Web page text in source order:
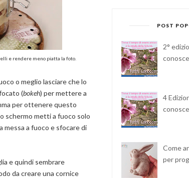
e rendere meno piatta la foto.
o meglio lasciare che lo
(bokeh) per mettere a
per ottenere questo
schermo metti a fuoco solo
a fuoco e sfocare di
e quindi sembrare
da creare una cornice
POST
2°
4
Come
per